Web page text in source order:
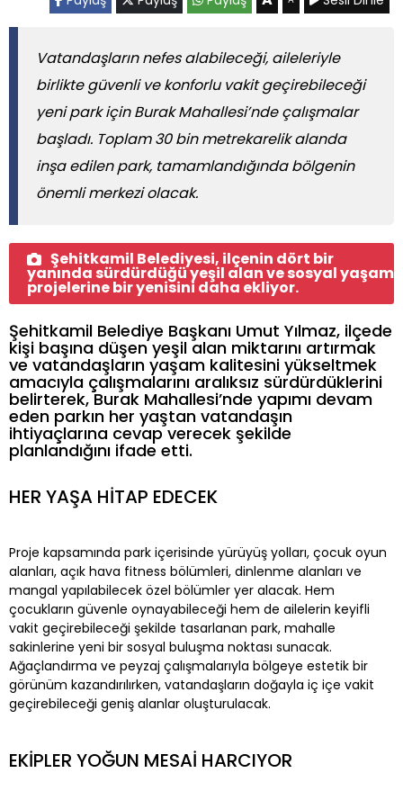
Vatandaşların nefes alabileceği, aileleriyle
birlikte güvenli ve konforlu vakit geçirebileceği
yeni park için Burak Mahallesi’nde çalışmalar
başladı. Toplam 30 bin metrekarelik alanda
inşa edilen park, tamamlandığında bölgenin
önemli merkezi olacak.
Şehitkamil Belediyesi, ilçenin dört bir
yanında sürdürdüğü yeşil alan ve sosyal yaşam
projelerine bir yenisini daha ekliyor.
Şehitkamil Belediye Başkanı Umut Yılmaz, ilçede
kişi başına düşen yeşil alan miktarını artırmak
ve vatandaşların yaşam kalitesini yükseltmek
amacıyla çalışmalarını aralıksız sürdürdüklerini
belirterek, Burak Mahallesi’nde yapımı devam
eden parkın her yaştan vatandaşın
ihtiyaçlarına cevap verecek şekilde
planlandığını ifade etti.
HER YAŞA HİTAP EDECEK
Proje kapsamında park içerisinde yürüyüş yolları, çocuk oyun
alanları, açık hava fitness bölümleri, dinlenme alanları ve
mangal yapılabilecek özel bölümler yer alacak. Hem
çocukların güvenle oynayabileceği hem de ailelerin keyifli
vakit geçirebileceği şekilde tasarlanan park, mahalle
sakinlerine yeni bir sosyal buluşma noktası sunacak.
Ağaçlandırma ve peyzaj çalışmalarıyla bölgeye estetik bir
görünüm kazandırılırken, vatandaşların doğayla iç içe vakit
geçirebileceği geniş alanlar oluşturulacak.
EKİPLER YOĞUN MESAİ HARCIYOR